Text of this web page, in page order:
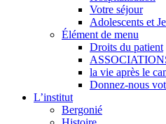
Votre séjour
Adolescents et
Élément de menu
Droits du patient
la vie après le
Donnez-nous
L’institut
Bergonié